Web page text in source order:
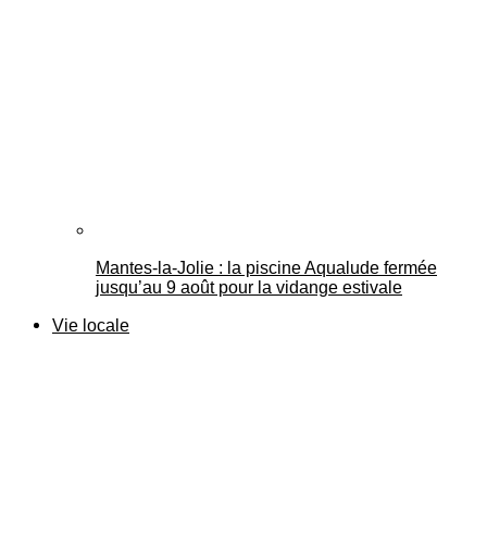
Mantes-la-Jolie : la piscine Aqualude fermée
jusqu’au 9 août pour la vidange estivale
Vie locale